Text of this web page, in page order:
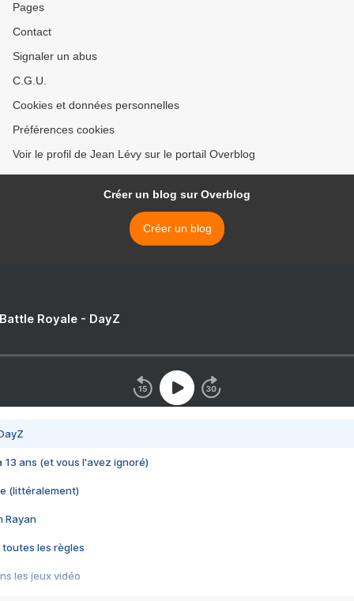
Pages
Contact
Signaler un abus
C.G.U.
Cookies et données personnelles
Préférences cookies
Voir le profil de Jean Lévy sur le portail Overblog
Créer un blog sur Overblog
Créer un blog
Royale - DayZ
13 ans (et vous l'avez ignoré)
(littéralement)
Rayan
toutes les règles
les jeux vidéo